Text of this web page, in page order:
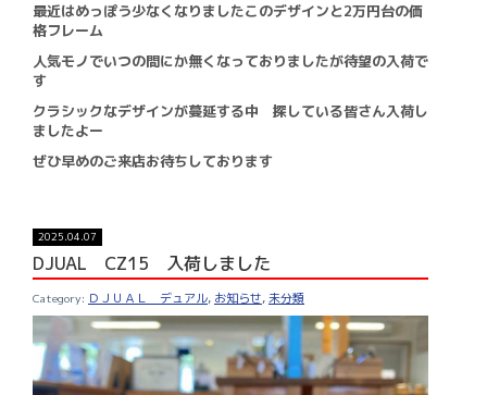
最近はめっぽう少なくなりましたこのデザインと2万円台の価
格フレーム
人気モノでいつの間にか無くなっておりましたが待望の入荷で
す
クラシックなデザインが蔓延する中 探している皆さん入荷し
ましたよー
ぜひ早めのご来店お待ちしております
2025.04.07
ＤＪＵＡＬ デュアル, お知らせ,未分類
DJUAL CZ15 入荷しました